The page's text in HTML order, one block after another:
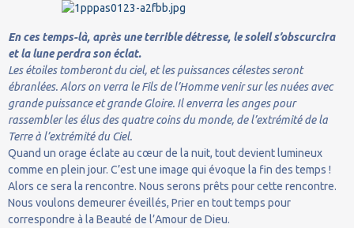
En ces temps-là, après une terrible détresse, le soleil s’obscurcira
et la lune perdra son éclat.
Les étoiles tomberont du ciel, et les puissances célestes seront
ébranlées. Alors on verra le Fils de l’Homme venir sur les nuées avec
grande puissance et grande Gloire. Il enverra les anges pour
rassembler les élus des quatre coins du monde, de l’extrémité de la
Terre à l’extrémité du Ciel.
Quand un orage éclate au cœur de la nuit, tout devient lumineux
comme en plein jour. C’est une image qui évoque la fin des temps !
Alors ce sera la rencontre. Nous serons prêts pour cette rencontre.
Nous voulons demeurer éveillés, Prier en tout temps pour
correspondre à la Beauté de l’Amour de Dieu.